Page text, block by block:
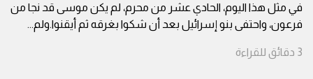
في مثل هذا اليوم، الحادي عشر من محرم، لم يكن موسى قد نجا من
فرعون، واحتفى بنو إسرائيل بعد أن شكوا بغرقه ثم أيقنوا.ولم...
3 دقائق للقراءة